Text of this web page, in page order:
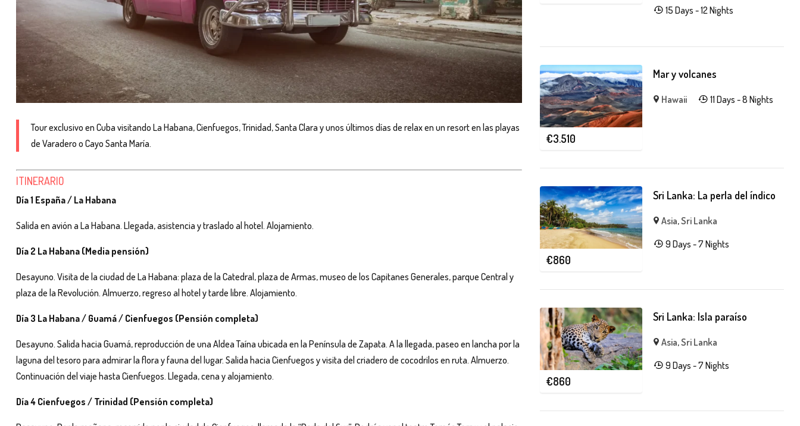
Tour exclusivo en Cuba visitando La Habana, Cienfuegos, Trinidad, Santa Clara y unos últimos días de relax en un resort en las playas
de Varadero o Cayo Santa María.
ITINERARIO
Día 1 España / La Habana
Salida en avión a La Habana. Llegada, asistencia y traslado al hotel. Alojamiento.
Día 2 La Habana (Media pensión)
Desayuno. Visita de la ciudad de La Habana: plaza de la Catedral, plaza de Armas, museo de los Capitanes Generales, parque Central y
plaza de la Revolución. Almuerzo, regreso al hotel y tarde libre. Alojamiento.
Día 3 La Habana / Guamá / Cienfuegos (Pensión completa)
Desayuno. Salida hacia Guamá, reproducción de una Aldea Taína ubicada en la Península de Zapata. A la llegada, paseo en lancha por la
laguna del tesoro para admirar la flora y fauna del lugar. Salida hacia Cienfuegos y visita del criadero de cocodrilos en ruta. Almuerzo.
Continuación del viaje hasta Cienfuegos. Llegada, cena y alojamiento.
Día 4 Cienfuegos / Trinidad (Pensión completa)
15 Days - 12 Nights
€3.510
Mar y volcanes
Hawaii 11 Days - 8 Nights
€860
Sri Lanka: La perla del índico
Asia,Sri Lanka
9 Days - 7 Nights
€860
Sri Lanka: Isla paraíso
Asia,Sri Lanka
9 Days - 7 Nights